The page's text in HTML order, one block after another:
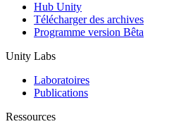
Hub Unity
Télécharger des archives
Programme version Bêta
Unity Labs
Laboratoires
Publications
Ressources